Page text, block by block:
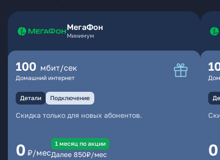
МегаФон
Минимум
100 мбит/сек
Домашний интернет
Детали Подключение
Скидка только для новых абонентов.
0 ₽/мес
1 месяц по акции
Далее 850₽/мес 0